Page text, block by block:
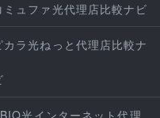
ミュファ光代理店比較ナビ
カラ光ねっと代理店比較ナ
光インターネット代理